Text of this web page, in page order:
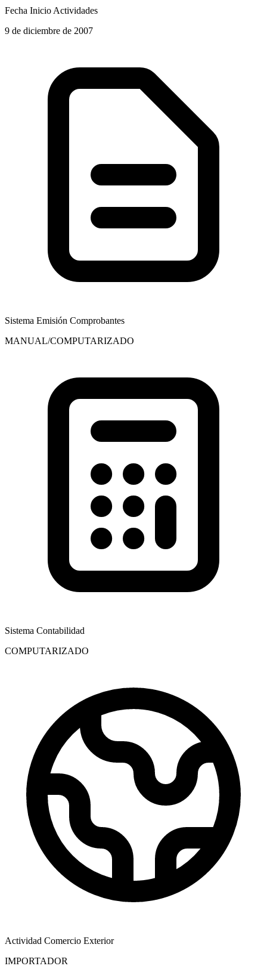
Fecha Inicio Actividades
9 de diciembre de 2007
Sistema Emisión Comprobantes
MANUAL/COMPUTARIZADO
Sistema Contabilidad
COMPUTARIZADO
Actividad Comercio Exterior
IMPORTADOR